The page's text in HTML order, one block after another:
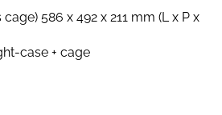
586‎ x 492 x 211 mm (L x P x
case + cage